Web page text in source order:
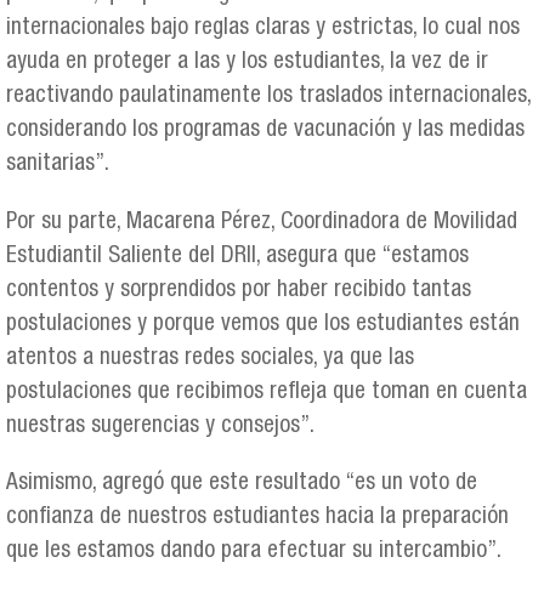
internacionales bajo reglas claras y estrictas, lo cual nos
ayuda en proteger a las y los estudiantes, la vez de ir
reactivando paulatinamente los traslados internacionales,
considerando los programas de vacunación y las medidas
sanitarias”.
Por su parte, Macarena Pérez, Coordinadora de Movilidad
Estudiantil Saliente del DRII, asegura que “estamos
contentos y sorprendidos por haber recibido tantas
postulaciones y porque vemos que los estudiantes están
atentos a nuestras redes sociales, ya que las
postulaciones que recibimos refleja que toman en cuenta
nuestras sugerencias y consejos”.
Asimismo, agregó que este resultado “es un voto de
confianza de nuestros estudiantes hacia la preparación
que les estamos dando para efectuar su intercambio”.